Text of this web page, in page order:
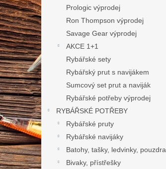
Prologic výprodej
Ron Thompson výprodej
Savage Gear výprodej
AKCE 1+1
Rybářské sety
Rybářský prut s navijákem
Sumcový set prut a naviják
Rybářské potřeby výprodej
RYBÁŘSKÉ POTŘEBY
Rybářské pruty
Rybářské navijáky
Batohy, tašky, ledvinky, pouzdra
Bivaky, přístřešky